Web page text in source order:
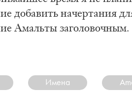
до­ба­вить на­чер­та­ния
Амаль­ты за­го­ло­воч­ным.
Имена